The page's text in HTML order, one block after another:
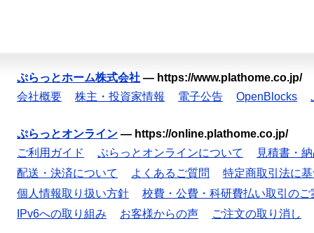
ぷらっとホーム株式会社 — https://www.plathome.co.jp/
会社概要
株主・投資家情報 電子公告 OpenBlocks
ぷらっとオンライン — https://online.plathome.co.jp/
ご利用ガイド
ぷらっとオンラインについて
見積書・
配送・決済について
よくあるご質問
特定商取引法に
個人情報取り扱い方針
校費・公費・科研費払い取引のご
IPv6への取り組み
お客様からの声 ご注文の取り消し